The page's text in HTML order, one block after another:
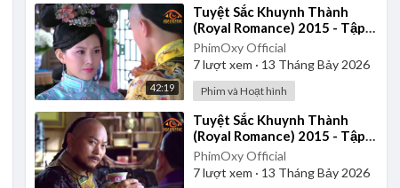
42:19
⁣Tuyệt Sắc Khuynh Thành
(Royal Romance) 2015 - Tập
30 | Lồng Tiếng
PhimOxy Official
7lượt xem · 13 Tháng Bảy 2026
Phim và Hoạt hình
⁣Tuyệt Sắc Khuynh Thành
(Royal Romance) 2015 - Tập
29 | Lồng Tiếng
PhimOxy Official
7lượt xem · 13 Tháng Bảy 2026